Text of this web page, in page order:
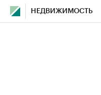
НЕДВИЖИМОСТЬ